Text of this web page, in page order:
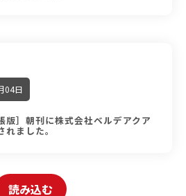
04日
版］朝刊に株式会社ベルデアクア
ました。
読み込む